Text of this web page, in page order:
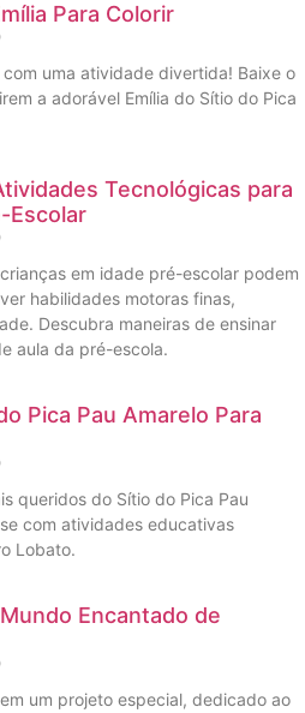
Para Colorir
uma atividade divertida! Baixe o
a adorável Emília do Sítio do Pica
Tecnológicas para
Escolar
em idade pré-escolar podem
habilidades motoras finas,
Descubra maneiras de ensinar
aula da pré-escola.
Pica Pau Amarelo Para
queridos do Sítio do Pica Pau
com atividades educativas
Lobato.
Encantado de
um projeto especial, dedicado ao